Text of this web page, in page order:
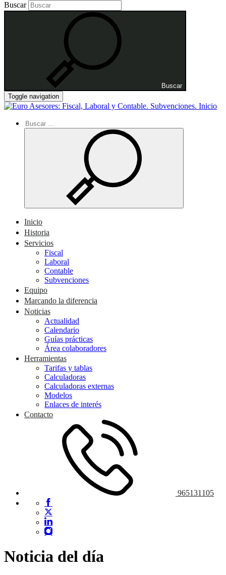
Buscar
Buscar
Toggle navigation
Inicio
Inicio
Historia
Servicios
Fiscal
Laboral
Contable
Subvenciones
Equipo
Marcando la diferencia
Noticias
Actualidad
Calendario
Guías prácticas
Área colaboradores
Herramientas
Tarifas y tablas
Calculadoras
Calculadoras externas
Modelos
Enlaces de interés
Contacto
965131105
Noticia del día